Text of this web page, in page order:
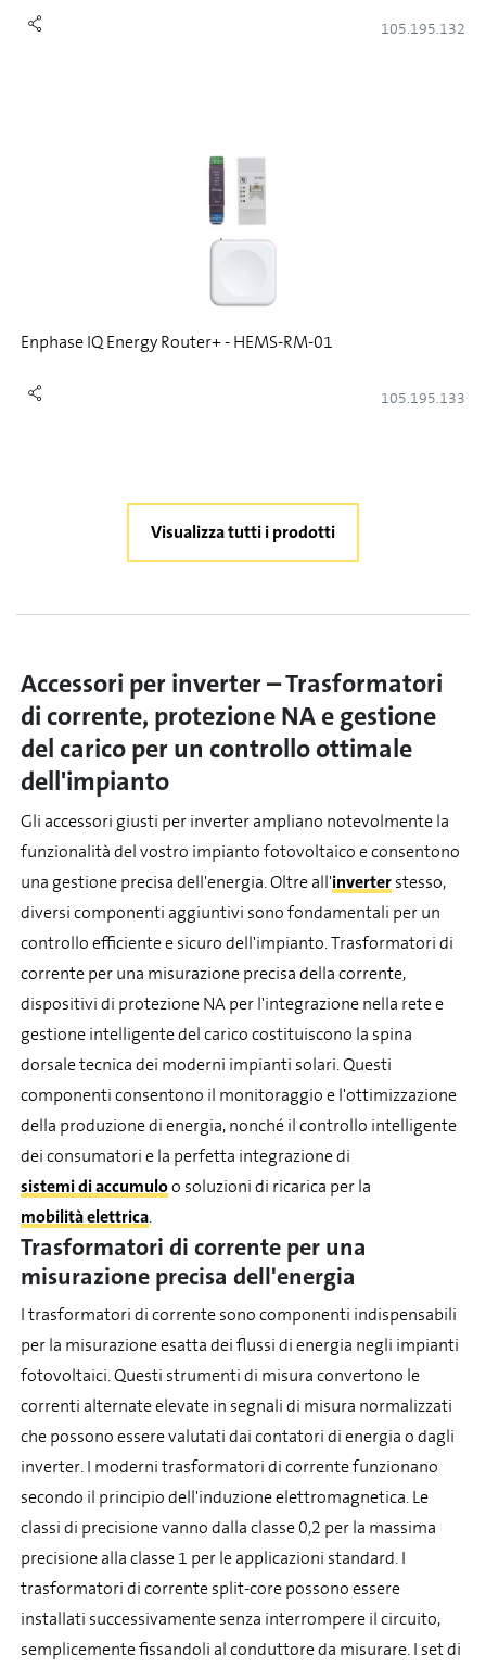
105.195.132
Enphase IQ Energy Router+ - HEMS-RM-01
105.195.133
Visualizza tutti i prodotti
Accessori per inverter – Trasformatori
di corrente, protezione NA e gestione
del carico per un controllo ottimale
dell'impianto
Gli accessori giusti per inverter ampliano notevolmente la
funzionalità del vostro impianto fotovoltaico e consentono
una gestione precisa dell'energia. Oltre all'inverterstesso,
diversi componenti aggiuntivi sono fondamentali per un
controllo efficiente e sicuro dell'impianto. Trasformatori di
corrente per una misurazione precisa della corrente,
dispositivi di protezione NA per l'integrazione nella rete e
gestione intelligente del carico costituiscono la spina
dorsale tecnica dei moderni impianti solari. Questi
componenti consentono il monitoraggio e l'ottimizzazione
della produzione di energia, nonché il controllo intelligente
dei consumatori e la perfetta integrazione di
sistemi di accumuloo soluzioni di ricarica per la
mobilità elettrica.
Trasformatori di corrente per una
misurazione precisa dell'energia
I trasformatori di corrente sono componenti indispensabili
per la misurazione esatta dei flussi di energia negli impianti
fotovoltaici. Questi strumenti di misura convertono le
correnti alternate elevate in segnali di misura normalizzati
che possono essere valutati dai contatori di energia o dagli
inverter. I moderni trasformatori di corrente funzionano
secondo il principio dell'induzione elettromagnetica. Le
classi di precisione vanno dalla classe 0,2 per la massima
precisione alla classe 1 per le applicazioni standard. I
trasformatori di corrente split-core possono essere
installati successivamente senza interrompere il circuito,
semplicemente fissandoli al conduttore da misurare. I set di